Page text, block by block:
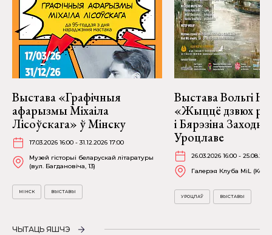
Выстава «Графічныя
афарызмы Міхаіла
Лісоўскага» ў Мінску
17.03.2026 16:00 - 31.12.2026 17:00
Музей гісторыі беларускай літаратуры
(вул. Багдановіча, 13)
МІНСК ВЫСТАВЫ
Выстава Вольгі
«Жыццё дзвюх
і Бярэзіна
Уроцлаве
26.03.2026 16:00 -
Галерэя Клуба MiL
УРОЦЛАЎ ВЫСТАВЫ
ЧЫТАЦЬ ЯШЧЭ